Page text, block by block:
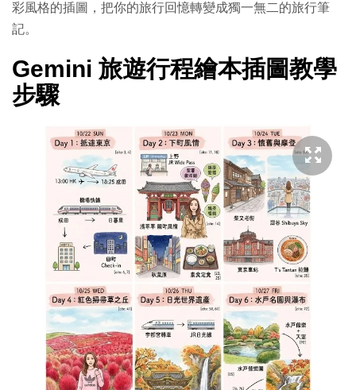
彩風格的插圖，把你的旅行回憶轉變成獨一無二的旅行筆
記。
Gemini 旅遊行程繪本插圖教學
步驟